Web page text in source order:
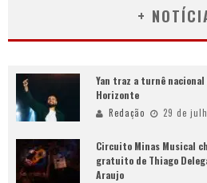
+
Yan traz a turnê nacional
Horizonte
Redação 29 de
Circuito Minas Musical
gratuito de Thiago
Araujo